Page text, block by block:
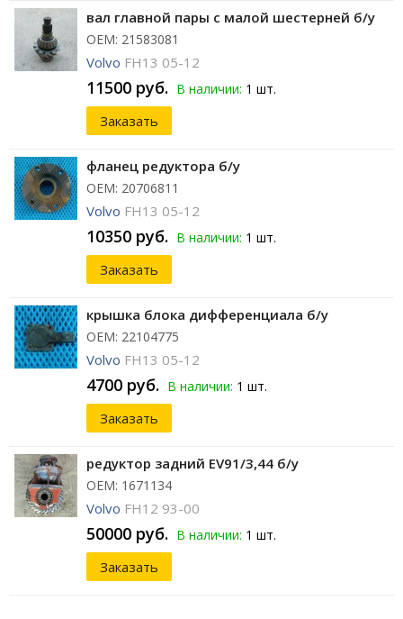
вал главной пары с малой шестерней б/у
ОЕМ: 21583081
Volvo FH13 05-12
11500 руб. В наличии: 1 шт.
Заказать
фланец редуктора б/у
ОЕМ: 20706811
Volvo FH13 05-12
10350 руб. В наличии: 1 шт.
Заказать
крышка блока дифференциала б/у
ОЕМ: 22104775
Volvo FH13 05-12
4700 руб. В наличии: 1 шт.
Заказать
редуктор задний EV91/3,44 б/у
ОЕМ: 1671134
Volvo FH12 93-00
50000 руб. В наличии: 1 шт.
Заказать